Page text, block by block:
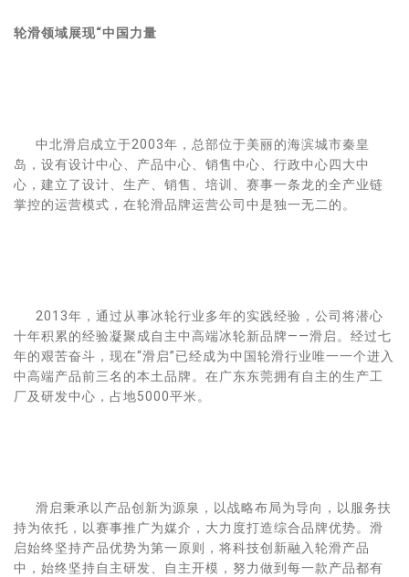
轮滑领域展现“中国力量
中北滑启成立于2003年，总部位于美丽的海滨城市秦皇
岛，设有设计中心、产品中心、销售中心、行政中心四大中
心，建立了设计、生产、销售、培训、赛事一条龙的全产业链
掌控的运营模式，在轮滑品牌运营公司中是独一无二的。
2013年，通过从事冰轮行业多年的实践经验，公司将潜心
十年积累的经验凝聚成自主中高端冰轮新品牌——滑启。经过七
年的艰苦奋斗，现在“滑启”已经成为中国轮滑行业唯一一个进入
中高端产品前三名的本土品牌。在广东东莞拥有自主的生产工
厂及研发中心，占地5000平米。
滑启秉承以产品创新为源泉，以战略布局为导向，以服务扶
持为依托，以赛事推广为媒介，大力度打造综合品牌优势。滑
启始终坚持产品优势为第一原则，将科技创新融入轮滑产品
中，始终坚持自主研发、自主开模，努力做到每一款产品都有